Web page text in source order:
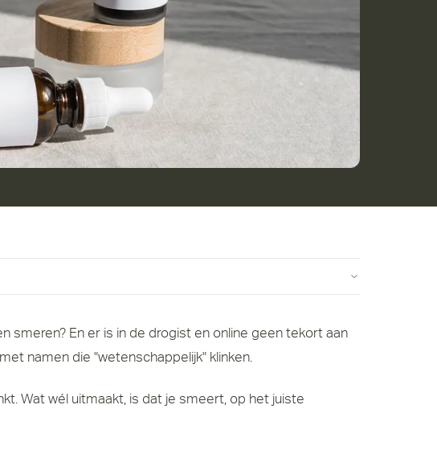
namen die "wetenschappelijk" klinken.
Wat wél uitmaakt, is dat je smeert, op het juiste